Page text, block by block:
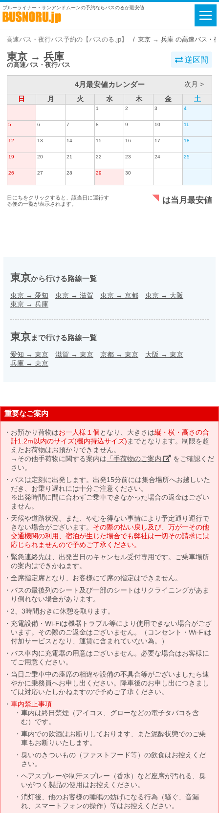
ブルーライナー・サンアンドムーンの予約ならバスのるが最安値
高速バス・夜行バス予約の【バスのる.jp】 東京 → 兵庫 の高速バス・
東京 → 兵庫
の高速バス・夜行バス
逆区間
4月最安値カレンダー
次月 >
日
月 火 水 木 金 土
1 2 3 4
5 6 7 8 9 10 11
12 13 14 15 16 17 18
19 20 21 22 23 24 25
26 27 28 29 30
日にちをクリックすると、該当日に運行す
る便の一覧が表示されます。
は当月最安値
東京から行ける路線一覧
東京 → 愛知 東京 → 滋賀 東京 → 京都 東京 → 大阪
東京 → 兵庫
東京まで行ける路線一覧
愛知 → 東京 滋賀 → 東京 京都 → 東京 大阪 → 東京
兵庫 → 東京
重要なご案内
お預かり荷物はお一人様１個となり、大きさは縦・横・高さの合
計1.2m以内のサイズ(機内持込サイズ) までとなります。制限を超
えたお荷物はお預かりできません。
→その他手荷物に関する案内は 「手荷物のご案内」 をご確認くだ
さい。
バスは定刻に出発します。出発15分前には集合場所へお越しいた
だき、お乗り遅れには十分ご注意ください。
※出発時間に間に合わずご乗車できなかった場合の返金はござい
ません。
天候や道路状況、また、やむを得ない事情により予定通り運行で
きない場合がございます。 その際の払い戻し及び、万が一その他
交通機関の利用、宿泊が生じた場合でも弊社は一切その請求には
応じられませんので予めご了承ください。
緊急連絡先は、出発当日のキャンセル受付専用です。ご乗車場所
の案内はできかねます。
全席指定席となり、お客様にて席の指定はできません。
バスの最後列のシート及び一部のシートはリクライニングがあま
り倒れない場合があります。
2、3時間おきに休憩を取ります。
充電設備・Wi-Fiは機器トラブル等により使用できない場合がござ
います。その際のご返金はございません。（コンセント・Wi-Fiは
付加サービスとなり、運賃に含まれていない為。）
バス車内に充電器の用意はございません。必要な場合はお客様に
てご用意ください。
当日ご乗車中の座席の相違や設備の不具合等がございましたら速
やかに乗務員へお申し出ください。降車後のお申し出につきまし
ては対応いたしかねますので予めご了承ください。
車内禁止事項
車内は終日禁煙（アイコス、グローなどの電子タバコを含
む）です。
車内での飲酒はお断りしております、また泥酔状態でのご乗
車もお断りいたします。
臭いのきついもの（ファストフード等）の飲食はお控えくだ
さい。
ヘアスプレーや制汗スプレー（香水）など座席が汚れる、臭
いがつく製品の使用はお控えください。
消灯後、他のお客様の睡眠の妨げになる行為（騒ぐ、音漏
れ、スマートフォンの操作）等はお控えください。